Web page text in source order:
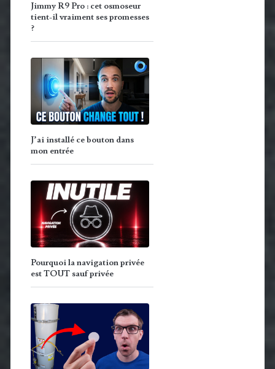
Jimmy R9 Pro : cet osmoseur
tient-il vraiment ses promesses
?
J’ai installé ce bouton dans
mon entrée
Pourquoi la navigation privée
est TOUT sauf privée